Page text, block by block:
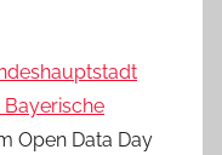
Bayerische
Open Data Day